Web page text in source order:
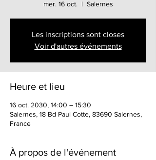
mer. 16 oct.
  |
Salernes
Les inscriptions sont closes
Voir d'autres événements
Heure et lieu
16 oct. 2030, 14:00 – 15:30
Salernes, 18 Bd Paul Cotte, 83690 Salernes,
France
À propos de l'événement